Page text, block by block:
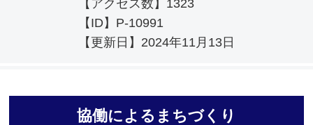
【アクセス数】 1323
【ID】 P-10991
【更新日】 2024年11月13日
協働によるまちづくり